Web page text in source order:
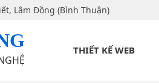
Lâm Đồng (Bình Thuận)
THIẾT KẾ WEB